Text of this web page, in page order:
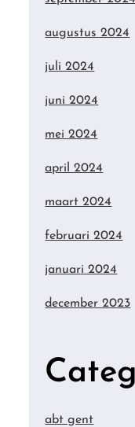
augustus 2024
juli 2024
juni 2024
mei 2024
april 2024
maart 2024
februari 2024
januari 2024
december 2023
abt gent